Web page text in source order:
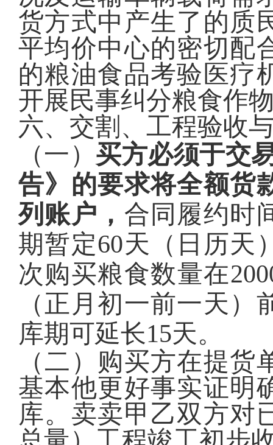
货方式中产生了的质
平均价中心的密切配
的粮油食品考验医疗
开展民事纠分粮食作
六、交割、工程验收
（一） 买方必须于交
告》的要求将全额货
列账户， 合同履约时
期暂定60天（日历天
次购买粮食数量在
（正月初一前一天
库期可延长15天。
（二）购买方在提
基本他更好事实证明
库。卖卖甲乙双方对